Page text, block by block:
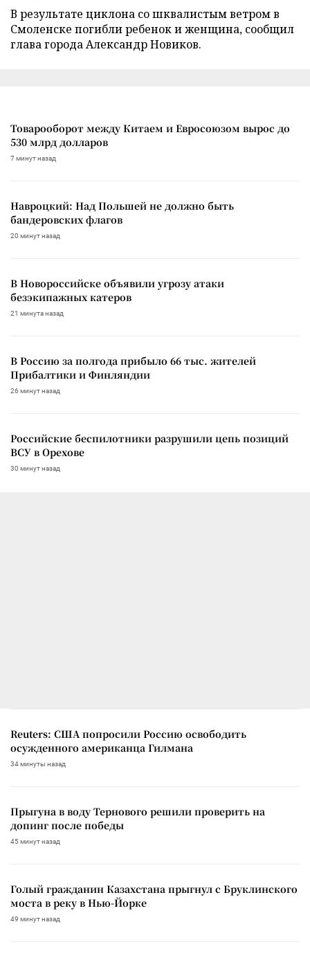
В результате циклона со шквалистым ветром в
Смоленске погибли ребенок и женщина, сообщил
глава города Александр Новиков.
Товарооборот между Китаем и Евросоюзом вырос до
530 млрд долларов
7 минут назад
Навроцкий: Над Польшей не должно быть
бандеровских флагов
20 минут назад
В Новороссийске объявили угрозу атаки
безэкипажных катеров
21 минута назад
В Россию за полгода прибыло 66 тыс. жителей
Прибалтики и Финляндии
26 минут назад
Российские беспилотники разрушили цепь позиций
ВСУ в Орехове
30 минут назад
Reuters: США попросили Россию освободить
осужденного американца Гилмана
34 минуты назад
Прыгуна в воду Тернового решили проверить на
допинг после победы
45 минут назад
Голый гражданин Казахстана прыгнул с Бруклинского
моста в реку в Нью-Йорке
49 минут назад